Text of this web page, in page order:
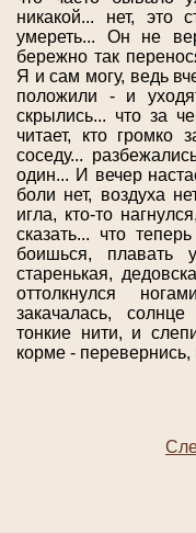
никакой... нет, это
умереть... Он не
бережно так
Я и сам могу, ведь
положили - и
скрылись... что за
читает, кто громко
соседу...
один... И вечер
боли нет, воздуха
игла, кто-то
сказать... что
боишься,
старенькая,
оттолкнулся
закачалась,
тонкие нити, и
корме - перевернись,